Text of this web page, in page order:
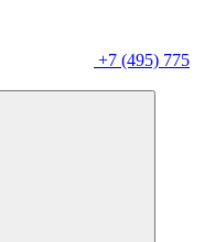
+7 (495) 775